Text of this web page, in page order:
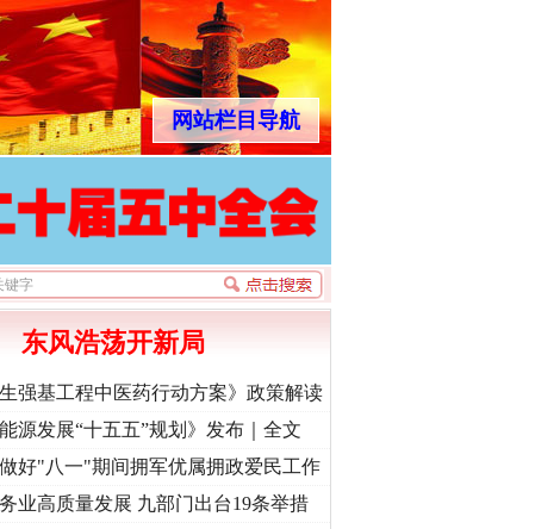
网站栏目导航
东风浩荡开新局
生强基工程中医药行动方案》政策解读
能源发展“十五五”规划》发布｜全文
好"八一"期间拥军优属拥政爱民工作
业高质量发展 九部门出台19条举措